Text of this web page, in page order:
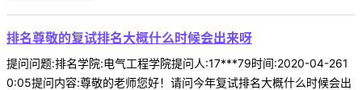
排名尊敬的复试排名大概什么时候会出来呀
提问问题:排名学院:电气工程学院提问人:17***79时间:2020-04-261
0:05提问内容:尊敬的老师您好！请问今年复试排名大概什么时候会出